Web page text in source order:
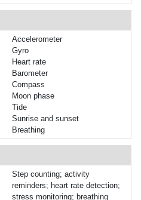
Accelerometer
Gyro
Heart rate
Barometer
Compass
Moon phase
Tide
Sunrise and sunset
Breathing
Step counting; activity
reminders; heart rate detection;
stress monitoring; breathing